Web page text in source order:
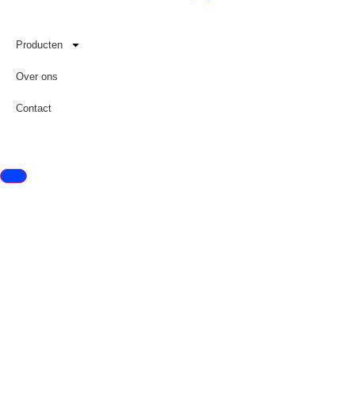
Producten
Over ons
Contact